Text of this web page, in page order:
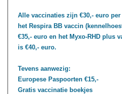
Alle vaccinaties zijn €30,- euro
het Respira BB vaccin
€35,- euro en het Myxo-RHD plus
is €40,- euro.
Tevens aanwezig:
Europese Paspoorten €15,-
Gratis vaccinatie boekjes